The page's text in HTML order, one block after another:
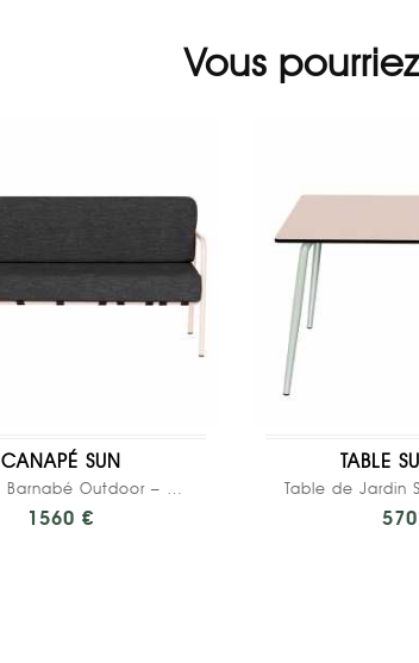
Vous
CANAPÉ SUN
Canapé Barnabé Outdoor – Uni Gris Anthracite -...
1560 €
TABLE